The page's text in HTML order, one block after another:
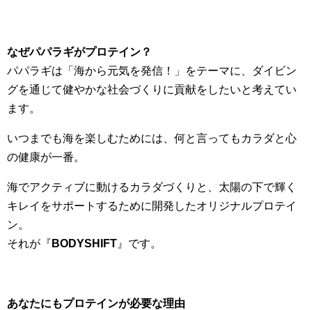
なぜパパラギがプロテイン？
パパラギは「海から元気を発信！」をテーマに、ダイビン
グを通じて健やかな社会づくりに貢献をしたいと考えてい
ます。
いつまでも海を楽しむためには、何と言ってもカラダと心
の健康が一番。
海でアクティブに動けるカラダづくりと、太陽の下で輝く
キレイをサポートするために開発したオリジナルプロテイ
ン。
それが『 BODYSHIFT 』です。
あなたにもプロテインが必要な理由